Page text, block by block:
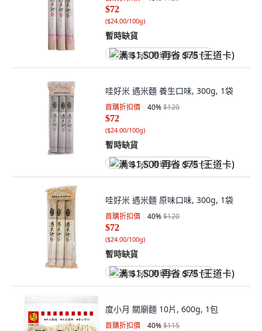
$72
($24.00/100g)
暫時缺貨
满 $1,500 再省 $75 (王道卡)
哇好米 遇米麵 養生口味, 300g, 1袋
首購折扣價 40%$120
$72
($24.00/100g)
暫時缺貨
满 $1,500 再省 $75 (王道卡)
哇好米 遇米麵 原味口味, 300g, 1袋
首購折扣價 40%$120
$72
($24.00/100g)
暫時缺貨
满 $1,500 再省 $75 (王道卡)
度小月 關廟麵 10片, 600g, 1包
首購折扣價 40%$115